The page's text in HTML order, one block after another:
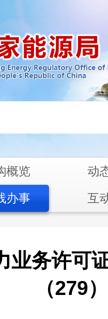
概览
动
办事
互
业务许可
（279）